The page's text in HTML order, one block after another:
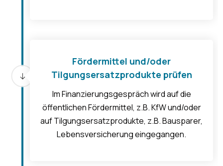
Fördermittel und/oder
Tilgungsersatzprodukte prüfen
Im Finanzierungsgespräch wird auf die
öffentlichen Fördermittel, z.B. KfW und/oder
auf Tilgungsersatzprodukte, z.B. Bausparer,
Lebensversicherung eingegangen.